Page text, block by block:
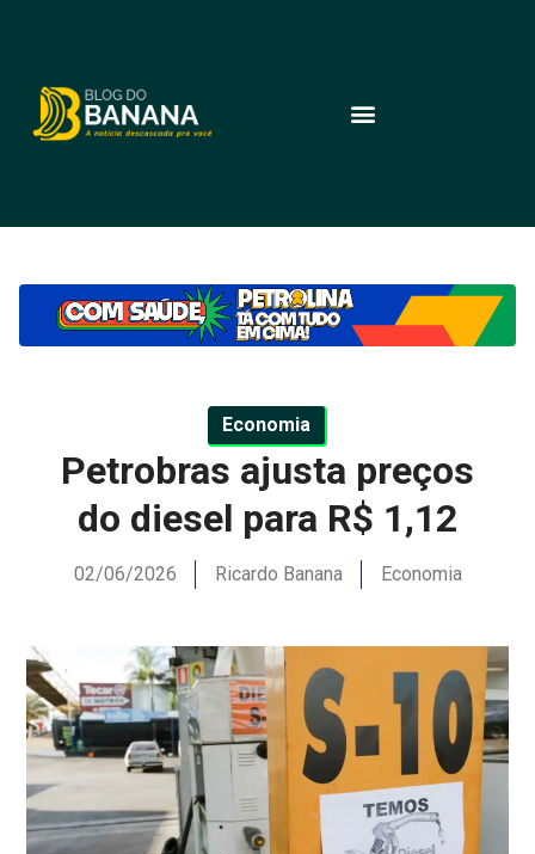
Economia
Petrobras ajusta preços
do diesel para R$ 1,12
02/06/2026 Ricardo Banana Economia